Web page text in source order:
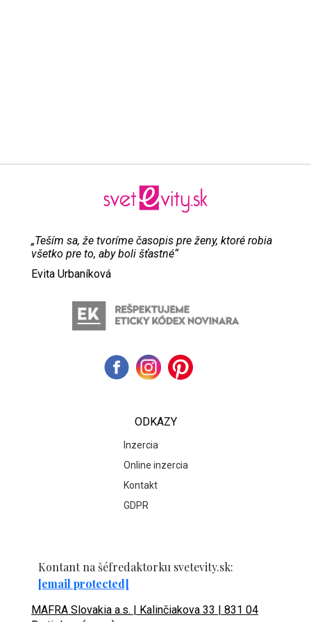
„Teším sa, že tvoríme časopis pre ženy, ktoré robia
všetko pre to, aby boli šťastné“
Evita Urbaníková
ODKAZY
Inzercia
Online inzercia
Kontakt
GDPR
Kontant na šéfredaktorku svetevity.sk:
[email protected]
MAFRA Slovakia a.s. | Kalinčiakova 33 | 831 04